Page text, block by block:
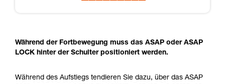
Während der Fortbewegung muss das ASAP oder ASAP
LOCK hinter der Schulter positioniert werden.
Während des Aufstiegs tendieren Sie dazu, über das ASAP